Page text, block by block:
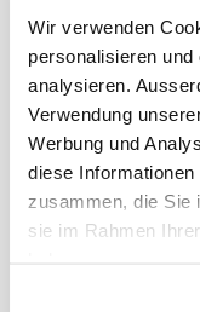
Wir verwenden
personalisieren
analysieren.
Verwendung
Werbung und
diese
zusammen, die Sie
sie im Rahmen
Preis auf